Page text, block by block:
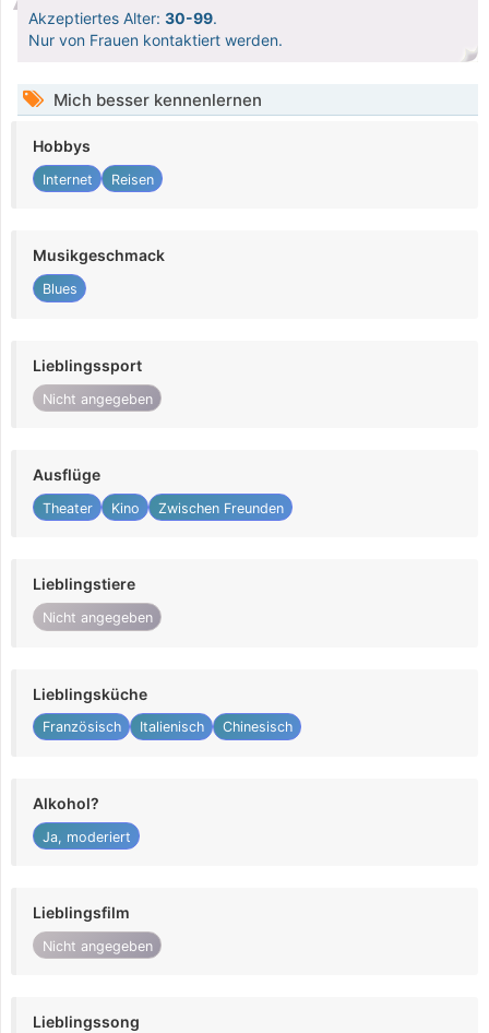
Akzeptiertes Alter: 30-99.
Nur von Frauen kontaktiert werden.
Mich besser kennenlernen
Hobbys
Internet Reisen
Musikgeschmack
Blues
Lieblingssport
Nicht angegeben
Ausflüge
Theater Kino Zwischen Freunden
Lieblingstiere
Nicht angegeben
Lieblingsküche
Französisch Italienisch Chinesisch
Alkohol?
Ja, moderiert
Lieblingsfilm
Nicht angegeben
Lieblingssong